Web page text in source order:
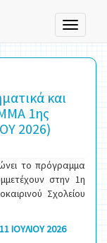
Toggle
και
1ης
2026)
το πρόγραμμα
στην 1η
Σχολείου
ΙΟΥΛΙΟΥ 2026